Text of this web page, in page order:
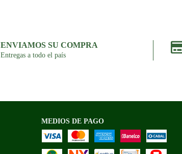
ENVIAMOS SU COMPRA
Entregas a todo el país
MEDIOS DE PAGO